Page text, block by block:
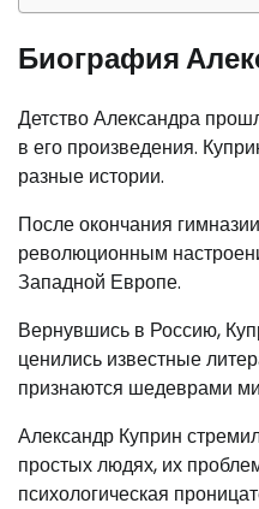
Биография
Детство Александра
в его произведения.
разные истории.
После окончания
революционным
Западной Европе.
Вернувшись в Россию,
ценились известные
признаются шедеврами
Александр Куприн
простых людях, их
психологическая